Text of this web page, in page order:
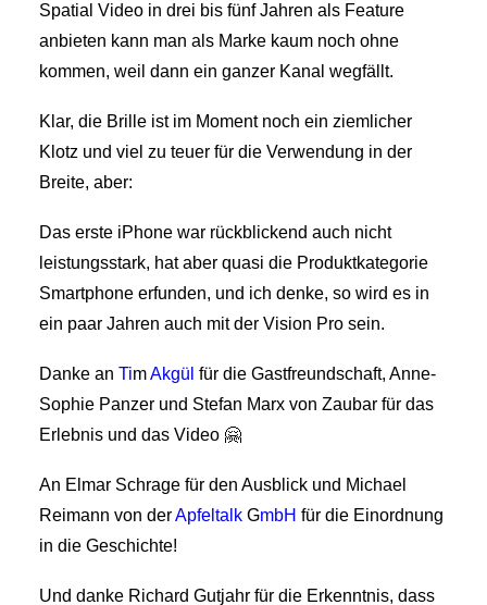
Spatial Video in drei bis fünf Jahren als Feature
anbieten kann man als Marke kaum noch ohne
kommen, weil dann ein ganzer Kanal wegfällt.
Klar, die Brille ist im Moment noch ein ziemlicher
Klotz und viel zu teuer für die Verwendung in der
Breite, aber:
Das erste iPhone war rückblickend auch nicht
leistungsstark, hat aber quasi die Produktkategorie
Smartphone erfunden, und ich denke, so wird es in
ein paar Jahren auch mit der Vision Pro sein.
Danke an TimAkgül für die Gastfreundschaft, Anne-
Sophie Panzer und Stefan Marx von Zaubar für das
Erlebnis und das Video 🤗
An Elmar Schrage für den Ausblick und Michael
Reimann von derApfeltalk GmbH für die Einordnung
in die Geschichte!
Und danke Richard Gutjahr für die Erkenntnis, dass